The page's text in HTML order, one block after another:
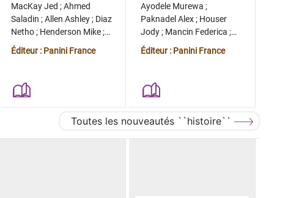
MacKay Jed ;Ahmed
Saladin ;Allen Ashley; Diaz
Netho; Henderson Mike;
Stegman Ryan
Éditeur : Panini France
Ayodele Murewa ;
Paknadel Alex; Houser
Jody; Mancin Federica ;
Antonio Roge
Éditeur : Panini France
Toutes les nouveautés ``histoire``